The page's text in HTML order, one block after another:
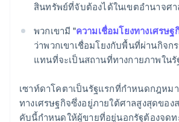
สินทรัพย์ที่จับต้องได้ในเขตอํานาจศ
พวกเขามี "ความเชื่อมโยงทางเศรษฐ
ว่าพวกเขาเชื่อมโยงกับพื้นที่ผ่านกิจก
แทนที่จะเป็นสถานที่ทางกายภาพใน
เซาท์ดาโคตาเป็นรัฐแรกที่กําหนดกฎหม
ทางเศรษฐกิจซึ่งอยู่ภายใต้ศาลสูงสุดของ
คับนี้กําหนดให้ผู้ขายที่อยู่นอกรัฐต้องจดท